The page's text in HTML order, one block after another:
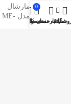
مارشال
مدل ME-
4022
سایدبار
علاقه مندی ها
0
محصول
حساب کاربری من